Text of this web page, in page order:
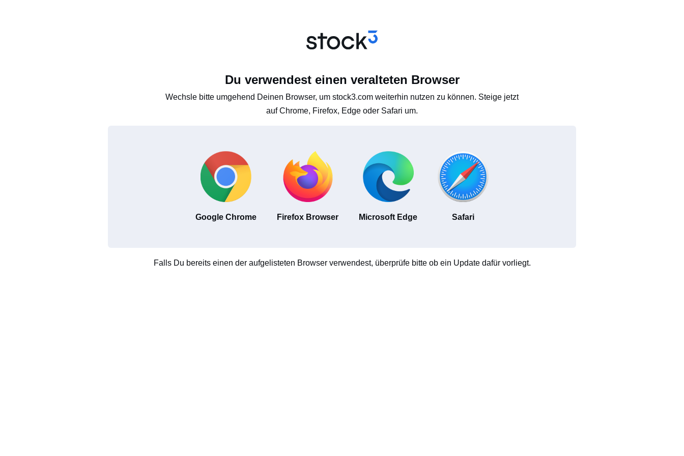
Du verwendest einen veralteten Browser
Wechsle bitte umgehend Deinen Browser, um stock3.com weiterhin nutzen zu können. Steige jetzt
auf Chrome, Firefox, Edge oder Safari um.
Google Chrome Firefox Browser Microsoft Edge Safari
Falls Du bereits einen der aufgelisteten Browser verwendest, überprüfe bitte ob ein Update dafür vorliegt.